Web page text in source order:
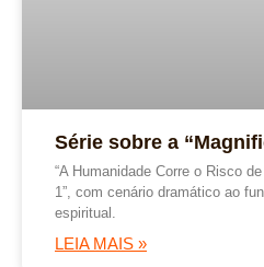
Série sobre a
“A Humanidade Corre o Risco
1”, com cenário dramático ao
espiritual.
LEIA MAIS »